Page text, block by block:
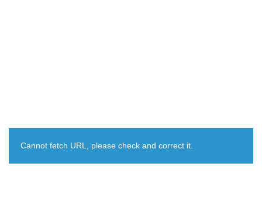
Cannot fetch URL, please check and correct it.